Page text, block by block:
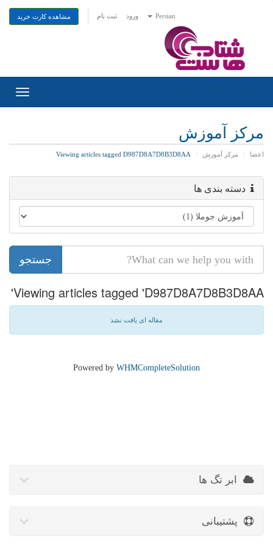
Persian ورود ثبت نام مشاهده کارت خرید
مرکز آموزش
اعضا مرکز آموزش Viewing articles tagged D987D8A7D8B3D8AA
دسته بندی ها
Viewing articles tagged 'D987D8A7D8B3D8AA'
مقاله ای یافت نشد
Powered by WHMCompleteSolution
ابر تگ ها
پشتیبانی